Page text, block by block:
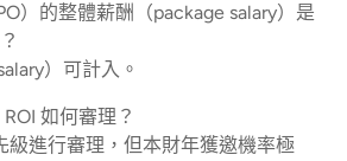
）的整體薪酬（package salary）是
）可計入。
如何審理？
級進行審理，但本財年獲邀機率極